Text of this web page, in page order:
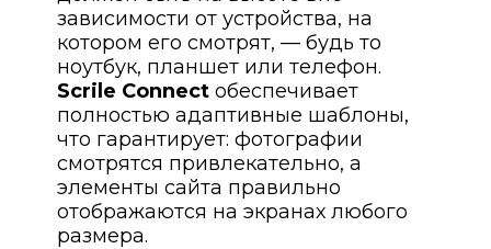
зависимости от устройства, на
котором его смотрят, — будь то
ноутбук, планшет или телефон.
Scrile Connect обеспечивает
полностью адаптивные шаблоны,
что гарантирует: фотографии
смотрятся привлекательно, а
элементы сайта правильно
отображаются на экранах любого
размера.